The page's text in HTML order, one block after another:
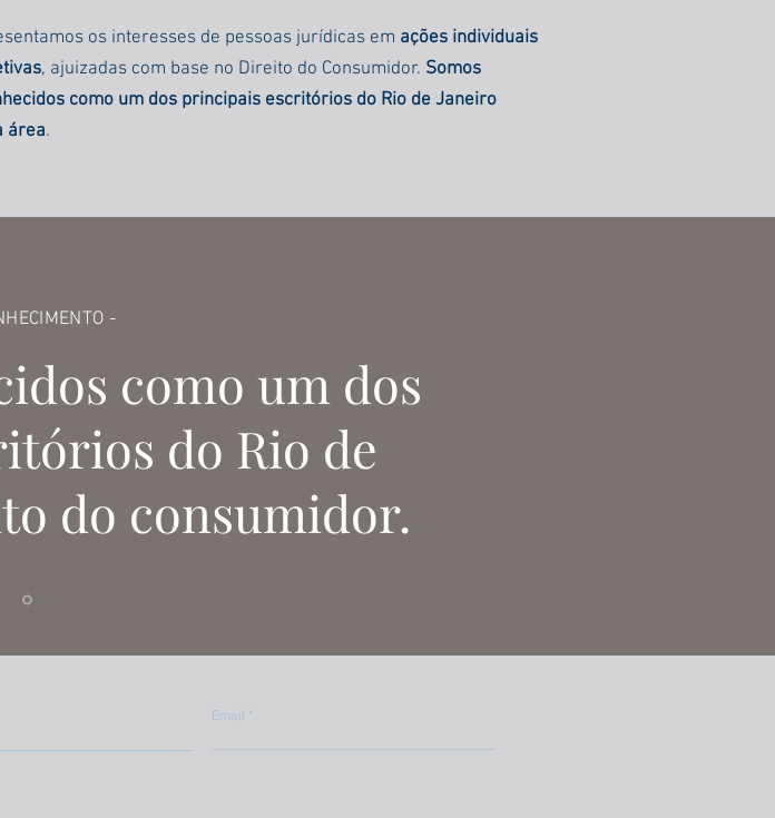
os interesses de pessoas jurídicas em ações individuais
, ajuizadas com base no Direito do Consumidor. Somos
como um dos principais escritórios do Rio de Janeiro
área.
-
como um dos
do Rio de
do consumidor.
Email